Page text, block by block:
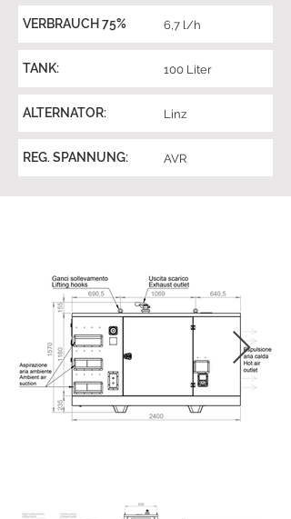
VERBRAUCH 75% 6,7 l/h
TANK: 100 Liter
ALTERNATOR: Linz
REG. SPANNUNG: AVR